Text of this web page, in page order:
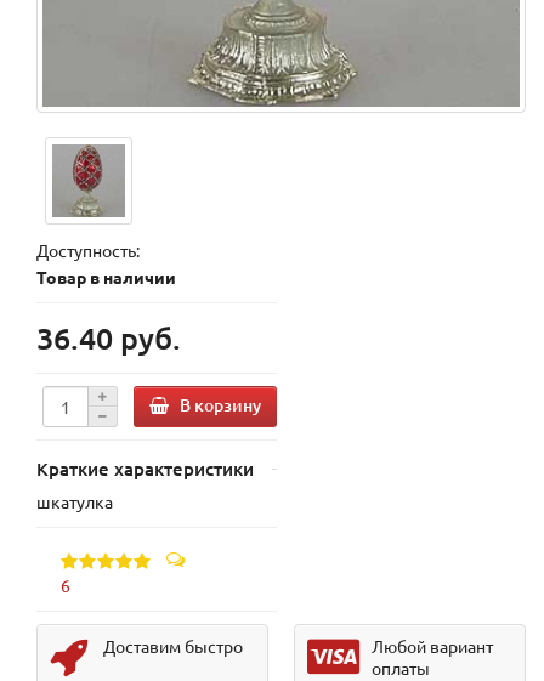
Доступность:
Товар в наличии
36.40 руб.
В корзину
Краткие характеристики
шкатулка
6
Доставим быстро
Любой вариант
оплаты